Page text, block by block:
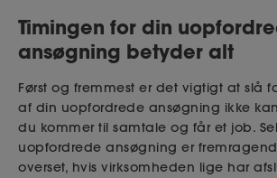
Timingen for din
ansøgning betyder alt
Først og fremmest er det vigtigt at slå
af din uopfordrede ansøgning ikke
du kommer til samtale og får et job.
uopfordrede ansøgning er
overset, hvis virksomheden lige har